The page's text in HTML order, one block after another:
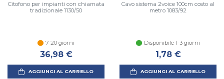
Citofono per impianti con chiamata
tradizionale 1130/50
7-20 giorni
36,98 €
AGGIUNGI AL CARRELLO
Cavo sistema 2voice 100cm costo al
metro 1083/92
Disponibile 1-3 giorni
1,78 €
AGGIUNGI AL CARRELLO